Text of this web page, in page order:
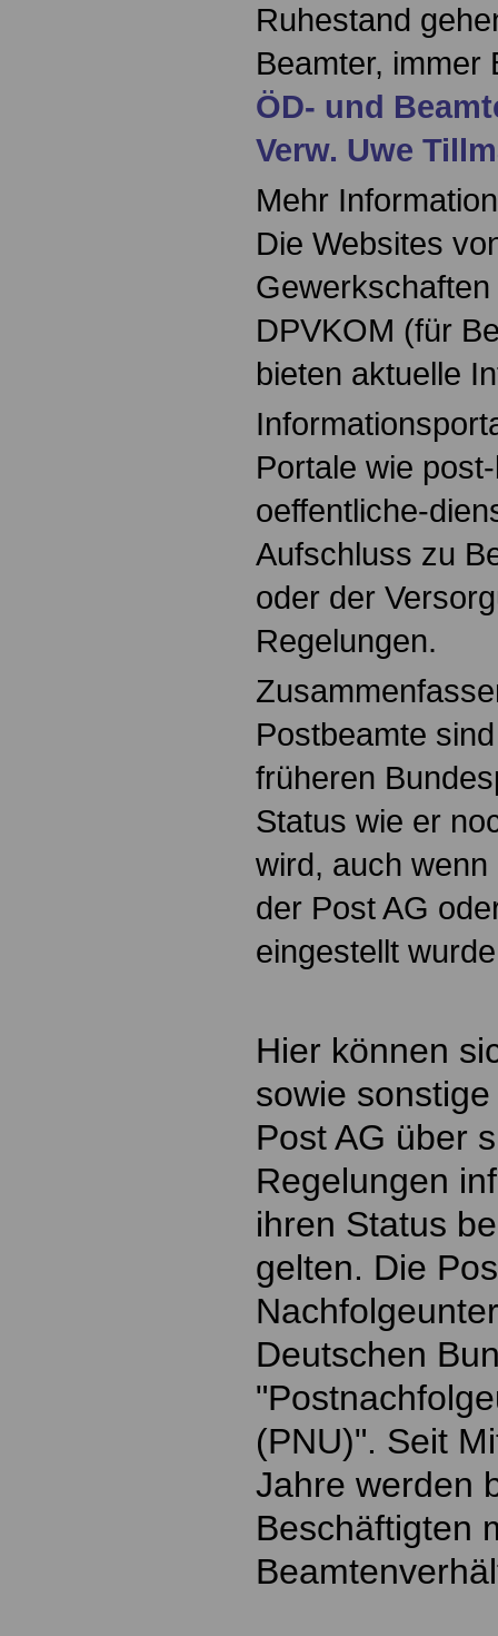
Ruhestand
Beamter, immer
ÖD- und
Verw. Uwe
Mehr
Die Websites
DPVKOM (für
bieten aktuelle
Portale wie
oeffentliche-
Aufschluss zu
oder der
Regelungen.
Postbeamte
früheren
Status wie er
wird, auch
der Post AG
eingestellt
Hier können
sowie
Post AG über
Regelungen
ihren Status
gelten. Die
Deutschen
(PNU)". Seit
Jahre werden
Beschäftigten